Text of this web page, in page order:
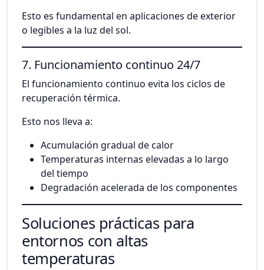
Esto es fundamental en aplicaciones de exterior
o legibles a la luz del sol.
7. Funcionamiento continuo 24/7
El funcionamiento continuo evita los ciclos de
recuperación térmica.
Esto nos lleva a:
Acumulación gradual de calor
Temperaturas internas elevadas a lo largo
del tiempo
Degradación acelerada de los componentes
Soluciones prácticas para
entornos con altas
temperaturas